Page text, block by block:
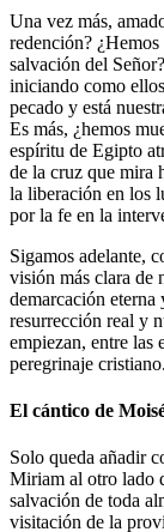
Una vez más,
redención? ¿Hemos
salvación del
iniciando como
pecado y está
Es más, ¿hemos
espíritu de Egipto
de la cruz que mira
la liberación en los
por la fe en la
Sigamos adelante,
visión más clara de
demarcación eterna
resurrección real y
empiezan, entre las
peregrinaje cristiano.
El cántico de
Solo queda añadir
Miriam al otro lado
salvación de toda
visitación de la